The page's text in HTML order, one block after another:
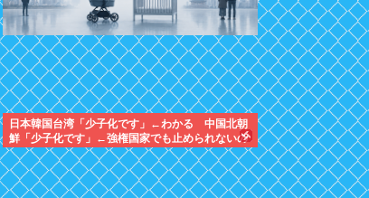
日本韓国台湾「少子化です」←わかる 中国北朝
鮮「少子化です」←強権国家でも止められないの
かよ